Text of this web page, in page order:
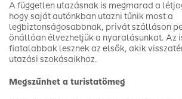
A független utazásnak is megmarad a
hogy saját autónkban utazni tűnik most a
legbiztonságosabbnak, privát szálláson
önállóan élvezhetjük a nyaralásunkat. Az
fiatalabbak lesznek az elsők, akik
utazási szokásaikhoz.
Megszűnhet a turistatömeg